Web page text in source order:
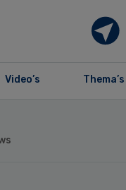
Video’s Thema’s